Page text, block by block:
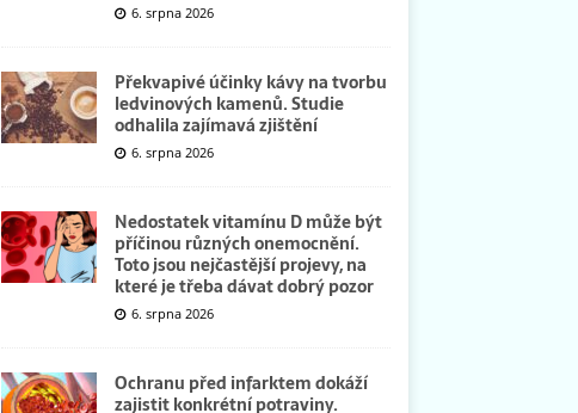
6. srpna 2026
Překvapivé účinky kávy na tvorbu
ledvinových kamenů. Studie
odhalila zajímavá zjištění
6. srpna 2026
Nedostatek vitamínu D může být
příčinou různých onemocnění.
Toto jsou nejčastější projevy, na
které je třeba dávat dobrý pozor
6. srpna 2026
Ochranu před infarktem dokáží
zajistit konkrétní potraviny.